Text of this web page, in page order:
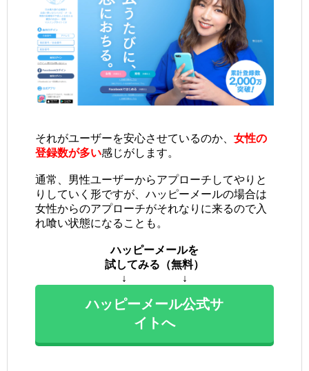
それがユーザーを安心させているのか、 女性の
登録数が多い感じがします。
通常、男性ユーザーからアプローチしてやりと
りしていく形ですが、ハッピーメールの場合は
女性からのアプローチがそれなりに来るので入
れ喰い状態になることも。
ハッピーメールを
試してみる（無料）
↓ ↓
ハッピーメール公式サ
イトへ